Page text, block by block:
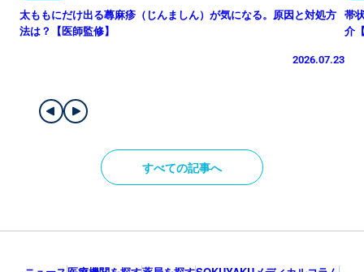
太ももにだけ出る蕁麻疹（じんましん）が気になる。原因と対処方
法は？【医師監修】
2026.07.23
帯
介
すべての記事へ